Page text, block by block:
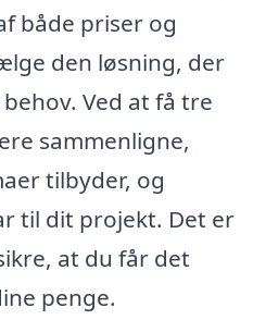
både priser og
den løsning, der
Ved at få tre
sammenligne,
tilbyder, og
til dit projekt. Det er
at du får det
penge.